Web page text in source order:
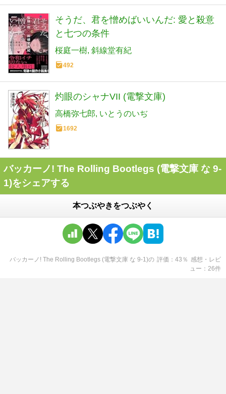
そうだ、君を憎めばいいんだ: 愛と殺意
と七つの条件
桜庭一樹 斜線堂有紀
492
灼眼のシャナVII (電撃文庫)
高橋弥七郎 いとうのいぢ
1692
バッカーノ! The Rolling Bootlegs (電撃文庫 な 9-
1)をシェアする
本つぶやきをつぶやく
バッカーノ! The Rolling Bootlegs (電撃文庫 な 9-1)の 評価 43 ％ 感想・レビ
ュー
26件